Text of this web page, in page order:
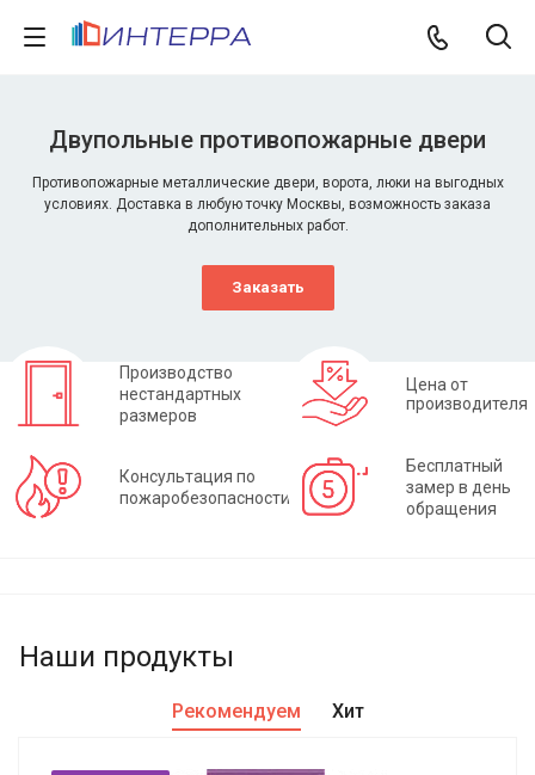
Двупольные противопожарные двери
Противопожарные металлические двери, ворота, люки на выгодных
условиях. Доставка в любую точку Москвы, возможность заказа
дополнительных работ.
Заказать
Производство
нестандартных
размеров
Цена от
производителя
Консультация по
пожаробезопасности
Бесплатный
замер в день
обращения
Наши продукты
Рекомендуем Хит